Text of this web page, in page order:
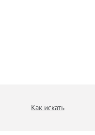
Как искать